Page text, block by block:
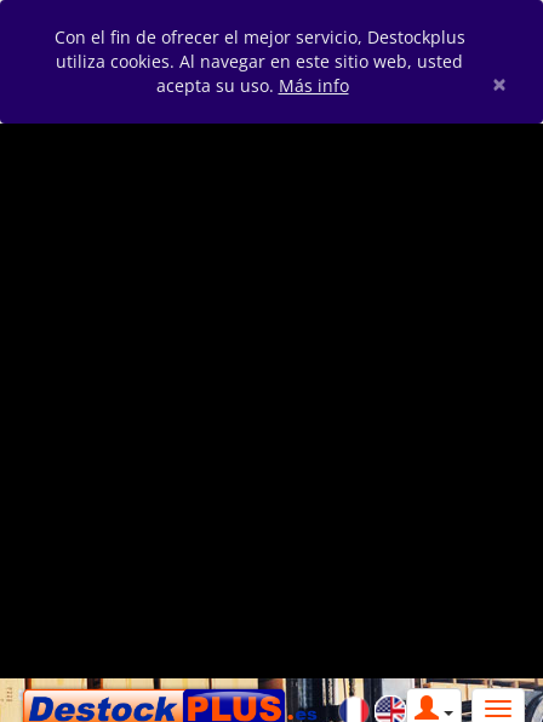
Con el fin de ofrecer el mejor servicio, Destockplus
utiliza cookies. Al navegar en este sitio web, usted
acepta su uso. Más info ×